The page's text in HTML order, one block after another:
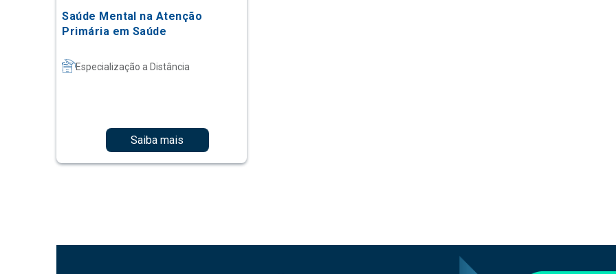
Saúde Mental na Atenção
Primária em Saúde
Especialização a Distância
Saiba mais